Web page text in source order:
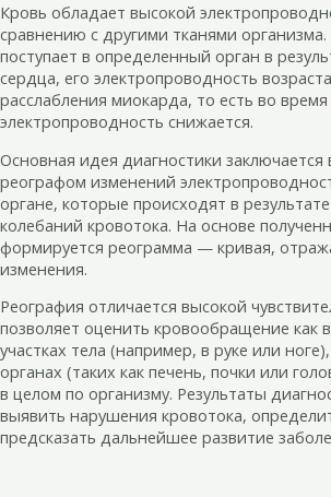
Кровь обладает высокой
сравнению с другими тканями организма.
поступает в определенный орган в
сердца, его электропроводность
расслабления миокарда, то есть во
электропроводность снижается.
Основная идея диагностики заключается
реографом изменений
органе, которые происходят в
колебаний кровотока. На основе
формируется реограмма — кривая,
изменения.
Реография отличается высокой
позволяет оценить кровообращение как
участках тела (например, в руке или
органах (таких как печень, почки или
в целом по организму. Результаты
выявить нарушения кровотока,
предсказать дальнейшее развитие